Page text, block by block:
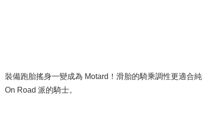
裝備跑胎搖身一變成為 Motard！滑胎的騎乘調性更適合純
On Road 派的騎士。